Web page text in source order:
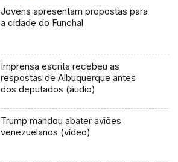
Jovens apresentam propostas para
a cidade do Funchal
Imprensa escrita recebeu as
respostas de Albuquerque antes
dos deputados (áudio)
Trump mandou abater aviões
venezuelanos (vídeo)